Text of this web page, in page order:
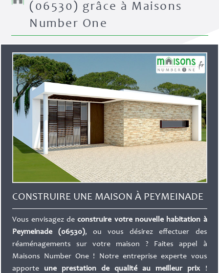
(06530) grâce à Maisons
Number One
CONSTRUIRE UNE MAISON À PEYMEINADE
Vous envisagez deconstruire votre nouvelle habitation à
Peymeinade (06530), ou vous désirez effectuer des
réaménagements sur votre maison ? Faites appel à
Maisons Number One ! Notre entreprise experte vous
apporte une prestation de qualité au meilleur prix !